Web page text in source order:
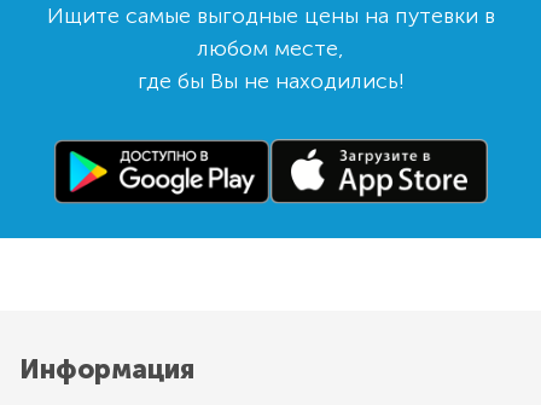
Ищите самые выгодные цены на путевки в
любом месте,
где бы Вы не находились!
Информация